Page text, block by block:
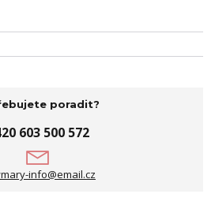
poradit?
603 500 572
info@email.cz